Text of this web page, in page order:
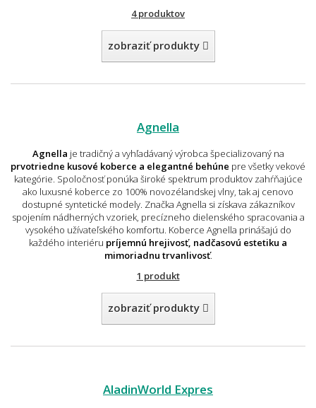
4 produktov
zobraziť produkty
Agnella
Agnella je tradičný a vyhľadávaný výrobca špecializovaný na
prvotriedne kusové koberce a elegantné behúne pre všetky vekové
kategórie. Spoločnosť ponúka široké spektrum produktov zahŕňajúce
ako luxusné koberce zo 100% novozélandskej vlny, tak aj cenovo
dostupné syntetické modely. Značka Agnella si získava zákazníkov
spojením nádherných vzoriek, precízneho dielenského spracovania a
vysokého užívateľského komfortu. Koberce Agnella prinášajú do
každého interiéru príjemnú hrejivosť, nadčasovú estetiku a
mimoriadnu trvanlivosť.
1 produkt
zobraziť produkty
AladinWorld Expres